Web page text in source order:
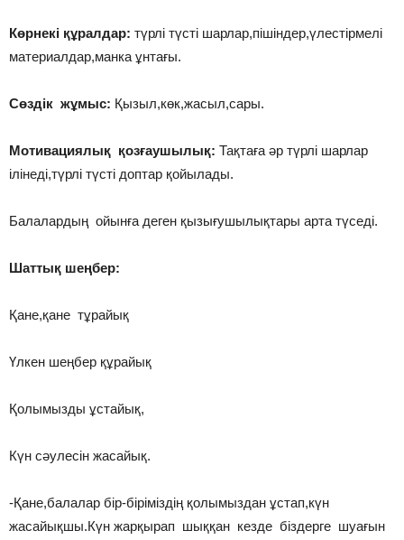
Көрнекі құралдар: түрлі түсті шарлар,пішіндер,үлестірмелі
материалдар,манка ұнтағы.
Сөздік жұмыс: Қызыл,көк,жасыл,сары.
Мотивациялық қозғаушылық: Тақтаға әр түрлі шарлар
ілінеді,түрлі түсті доптар қойылады.
Балалардың ойынға деген қызығушылықтары арта түседі.
Шаттық шеңбер:
Қане,қане тұрайық
Үлкен шеңбер құрайық
Қолымызды ұстайық,
Күн сәулесін жасайық.
-Қане,балалар бір-біріміздің қолымыздан ұстап,күн
жасайықшы.Күн жарқырап шыққан кезде біздерге шуағын